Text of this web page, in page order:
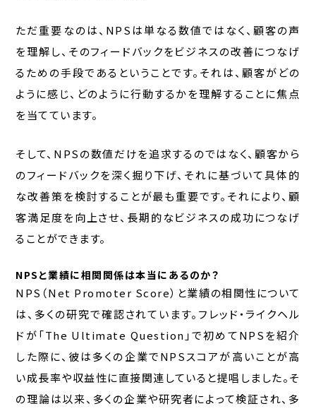
ただ重要なのは、NPSは単なる数値ではなく、顧客の声
を理解し、そのフィードバックをビジネスの改善につなげ
るための手段であるということです。それは、顧客がどの
ように感じ、どのように行動するかを理解することに焦点
を当てています。
そして、NPSの数値だけを追求するのではなく、顧客から
のフィードバックを深く掘り下げ、それに基づいて具体的
な改善策を検討することが最も重要です。それにより、顧
客満足度を向上させ、長期的なビジネスの成功につなげ
ることができます。
NPSと業績に相関関係は本当にあるのか？
NPS（Net Promoter Score）と業績の相関性について
は、多くの研究で確認されています。フレッド・ライクヘル
ドが「The Ultimate Question」で初めてNPSを紹介
した際に、彼は多くの企業でNPSスコアが高いことが高
い成長率や収益性に直接関連していると提唱しました。そ
の理論は以来、多くの企業や研究者によって検証され、多